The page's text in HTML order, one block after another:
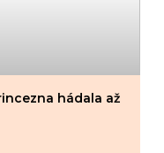
hádala až